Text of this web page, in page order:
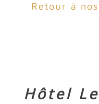
Retour à
Hôtel